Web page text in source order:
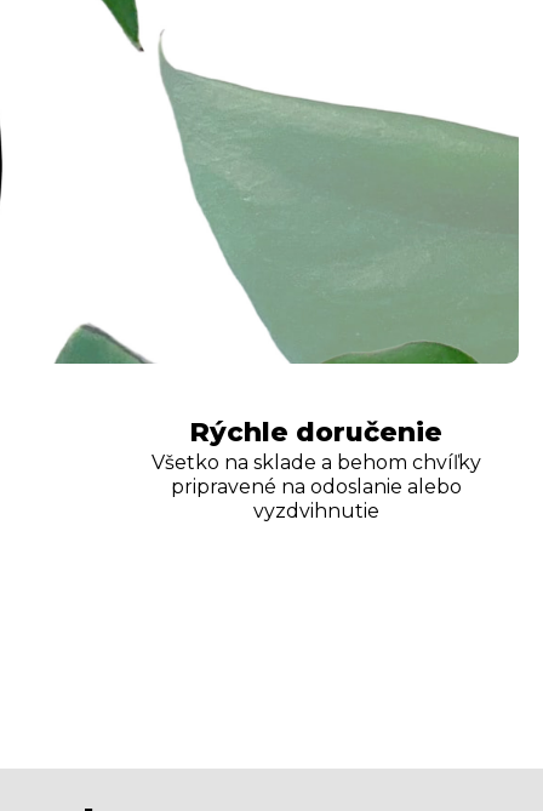
Rýchle doručenie
Všetko na sklade a behom chvíľky
pripravené na odoslanie alebo
vyzdvihnutie